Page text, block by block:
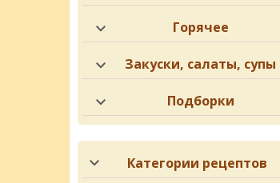
Горячее
Закуски, салаты, супы
Подборки
Категории рецептов